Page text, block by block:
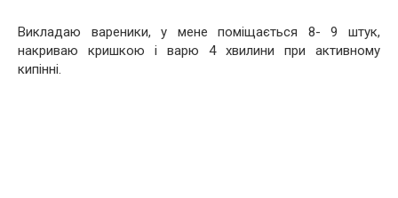
Викладаю вареники, у мене поміщається 8- 9 штук,
накриваю кришкою і варю 4 хвилини при активному
кипінні.